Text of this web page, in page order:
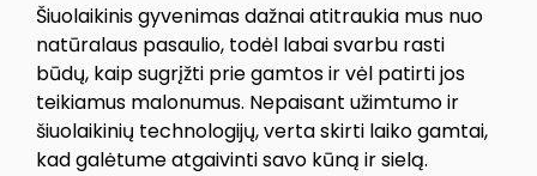
Šiuolaikinis gyvenimas dažnai atitraukia mus nuo
natūralaus pasaulio, todėl labai svarbu rasti
būdų, kaip sugrįžti prie gamtos ir vėl patirti jos
teikiamus malonumus. Nepaisant užimtumo ir
šiuolaikinių technologijų, verta skirti laiko gamtai,
kad galėtume atgaivinti savo kūną ir sielą.